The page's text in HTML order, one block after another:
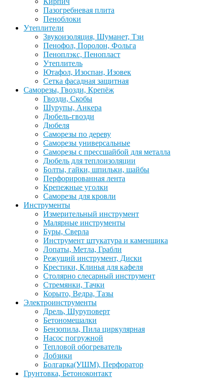
Пазогребневая плита
Пеноблоки
Утеплители
Звукоизоляция, Шуманет, Тзи
Пенофол, Поролон, Фольга
Пеноплэкс, Пенопласт
Утеплитель
Ютафол, Изоспан, Изовек
Сетка фасадная защитная
Саморезы, Гвозди, Крепёж
Гвозди, Скобы
Шурупы, Анкера
Дюбель-гвозди
Дюбеля
Саморезы по дереву
Саморезы универсальные
Саморезы с прессшайбой для металла
Дюбель для теплоизоляции
Болты, гайки, шпильки, шайбы
Перфорированная лента
Крепежные уголки
Саморезы для кровли
Инструменты
Измерительный инструмент
Малярные инструменты
Буры, Сверла
Инструмент штукатура и каменщика
Лопаты, Метла, Грабли
Режущий инструмент, Диски
Крестики, Клинья для кафеля
Столярно слесарный инструмент
Стремянки, Тачки
Корыто, Ведра, Тазы
Электроинструменты
Дрель, Шуруповерт
Бетономешалки
Бензопила, Пила циркулярная
Насос погружной
Тепловой обогреватель
Лобзики
Болгарка(УШМ), Перфоратор
Грунтовка, Бетоноконтакт